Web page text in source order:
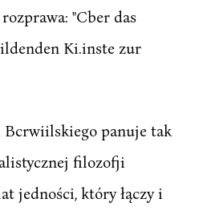
"Cber das
Ki.inste zur
Bcrwiilskiego panuje tak
filozofji
jedności, który łączy i